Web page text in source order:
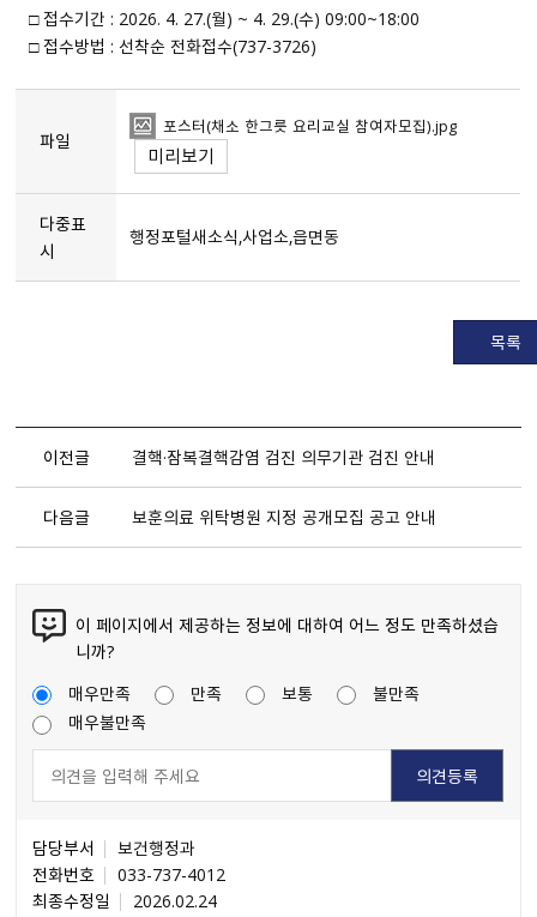
□ 접수기간 : 2026. 4. 27.(월) ~ 4. 29.(수) 09:00~18:00
□ 접수방법 : 선착순 전화접수(737-3726)
파일
포스터（채소 한그릇 요리교실 참여자모집）.jpg
미리보기
다중표
시
행정포털새소식,사업소,읍면동
목록
이전글 결핵·잠복결핵감염 검진 의무기관 검진 안내
다음글 보훈의료 위탁병원 지정 공개모집 공고 안내
이 페이지에서 제공하는 정보에 대하여 어느 정도 만족하셨습
니까?
매우만족
만족 보통
불만족
매우불만족
담당부서
보건행정과
전화번호
033-737-4012
최종수정일
2026.02.24